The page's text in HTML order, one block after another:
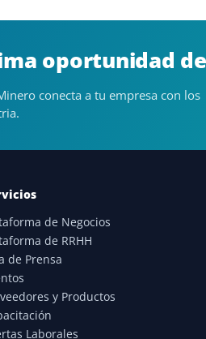
oportunidad
conecta a tu empresa con los
de Negocios
de RRHH
de Prensa
y Productos
Laborales